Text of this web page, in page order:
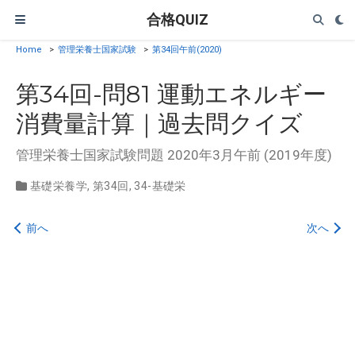
合格QUIZ
Home > 管理栄養士国家試験 > 第34回午前(2020)
第34回-問81 運動エネルギー
消費量計算｜過去問クイズ
管理栄養士国家試験問題 2020年3月午前 (2019年度)
基礎栄養学, 第34回, 34-基礎栄
次へ
前へ